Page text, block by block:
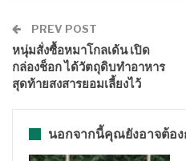
PREV POST
หนุ่มสั่งซื้อหมาโกลเด้น เปิด
กล่องช็อก ได้วัตถุดิบทำอาหาร
สุดท้ายสงสารยอมเลี้ยงไว้
นอกจากนี้คุณยังอาจต้อง